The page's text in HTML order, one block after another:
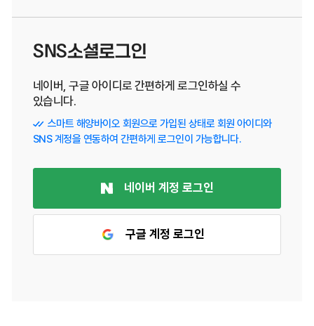
SNS소셜로그인
네이버, 구글 아이디로 간편하게 로그인하실 수
있습니다.
스마트 해양바이오 회원으로 가입된 상태로 회원 아이디와
SNS 계정을 연동하여 간편하게 로그인이 가능합니다.
네이버 계정 로그인
구글 계정 로그인